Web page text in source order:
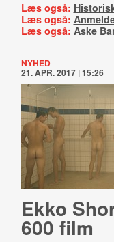
Læs også:
Læs også:
Læs også: Aske
NYHED
21. APR. 2017 | 15:26
Ekko
600 film